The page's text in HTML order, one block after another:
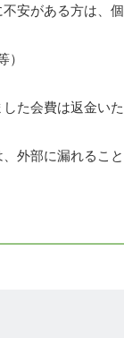
かえり会
日21~22時
安がある方は、
）
た会費は返金いた
外部に漏れるこ